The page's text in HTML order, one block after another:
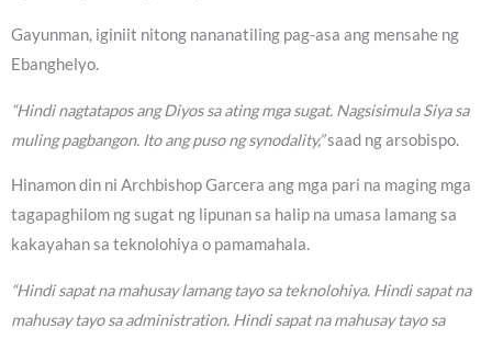
Gayunman, iginiit nitong nananatiling pag-asa ang mensahe ng
Ebanghelyo.
“Hindi nagtatapos ang Diyos sa ating mga sugat. Nagsisimula Siya sa
muling pagbangon. Ito ang puso ng synodality,”saad ng arsobispo.
Hinamon din ni Archbishop Garcera ang mga pari na maging mga
tagapaghilom ng sugat ng lipunan sa halip na umasa lamang sa
kakayahan sa teknolohiya o pamamahala.
“Hindi sapat na mahusay lamang tayo sa teknolohiya. Hindi sapat na
mahusay tayo sa administration. Hindi sapat na mahusay tayo sa